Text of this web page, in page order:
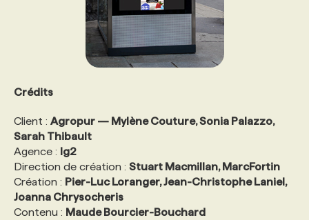
Crédits
Client : Agropur — Mylène Couture, Sonia Palazzo,
Sarah Thibault
Agence : lg2
Direction de création : Stuart Macmillan, MarcFortin
Création : Pier-Luc Loranger, Jean-Christophe Laniel,
Joanna Chrysocheris
Contenu : Maude Bourcier-Bouchard